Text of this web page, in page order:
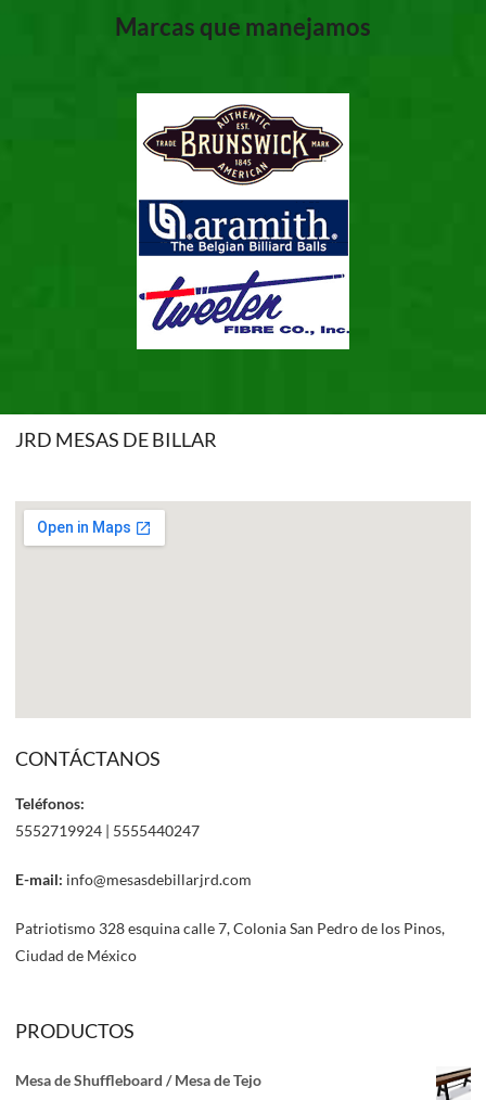
Marcas que manejamos
JRD MESAS DE BILLAR
CONTÁCTANOS
Teléfonos:
5552719924 | 5555440247
E-mail: info@mesasdebillarjrd.com
Patriotismo 328 esquina calle 7, Colonia San Pedro de los Pinos,
Ciudad de México
PRODUCTOS
Mesa de Shuffleboard / Mesa de Tejo